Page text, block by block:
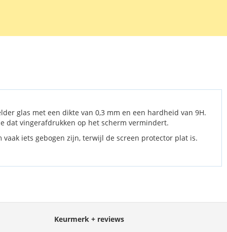
glas met een dikte van 0,3 mm en een hardheid van 9H.
dat vingerafdrukken op het scherm vermindert.
iets gebogen zijn, terwijl de screen protector plat is.
Keurmerk + reviews